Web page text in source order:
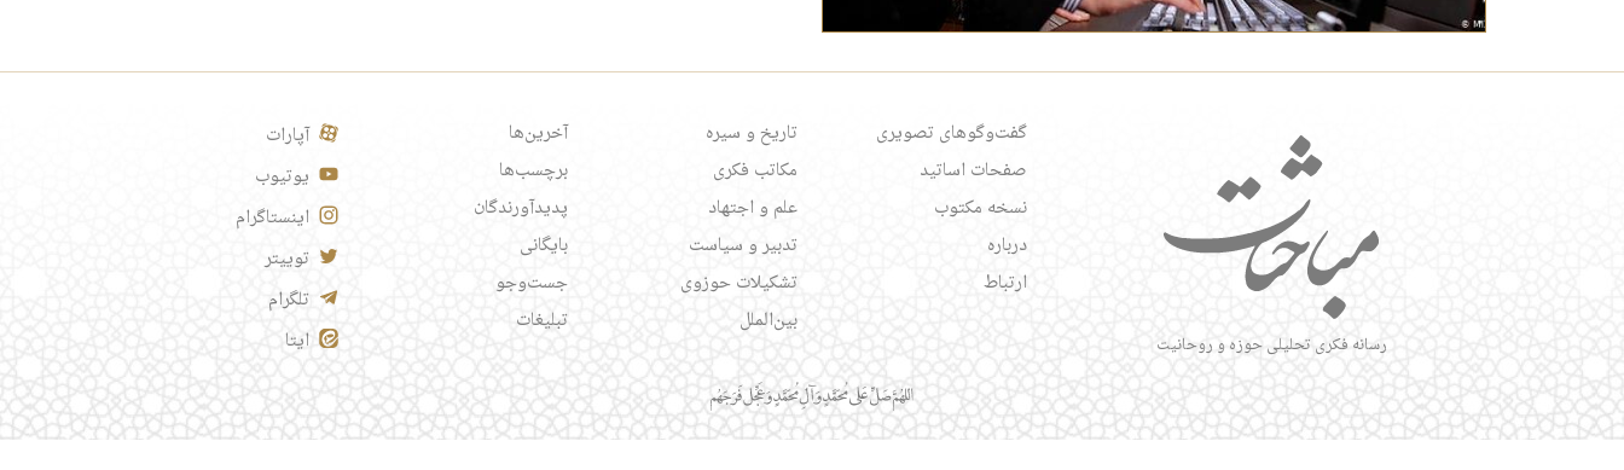
رسانه فکری تحلیلی حوزه و روحانیت
گفت‌وگوهای تصویری
صفحات اساتید
نسخه مکتوب
درباره
ارتباط
تاریخ و سیره
مکاتب فکری
علم و اجتهاد
تدبیر و سیاست
تشکیلات حوزوی
بین‌الملل
آخرین‌ها
برچسب‌ها
پدیدآورندگان
بایگانی
جست‌وجو
تبلیغات
آپارات
یوتیوب
اینستاگرام
توییتر
تلگرام
ایتا